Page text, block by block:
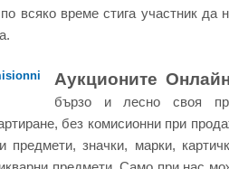
всяко време стига участник да
Аукционите
бързо и лесно своя
без комисионни при
предмети, значки, марки,